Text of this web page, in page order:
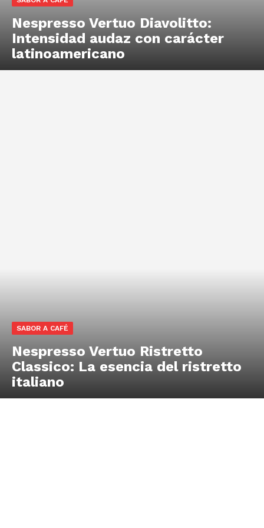
Nespresso Vertuo Diavolitto:
Intensidad audaz con carácter
latinoamericano
SABOR A CAFÉ
Nespresso Vertuo Ristretto
Classico: La esencia del ristretto
italiano